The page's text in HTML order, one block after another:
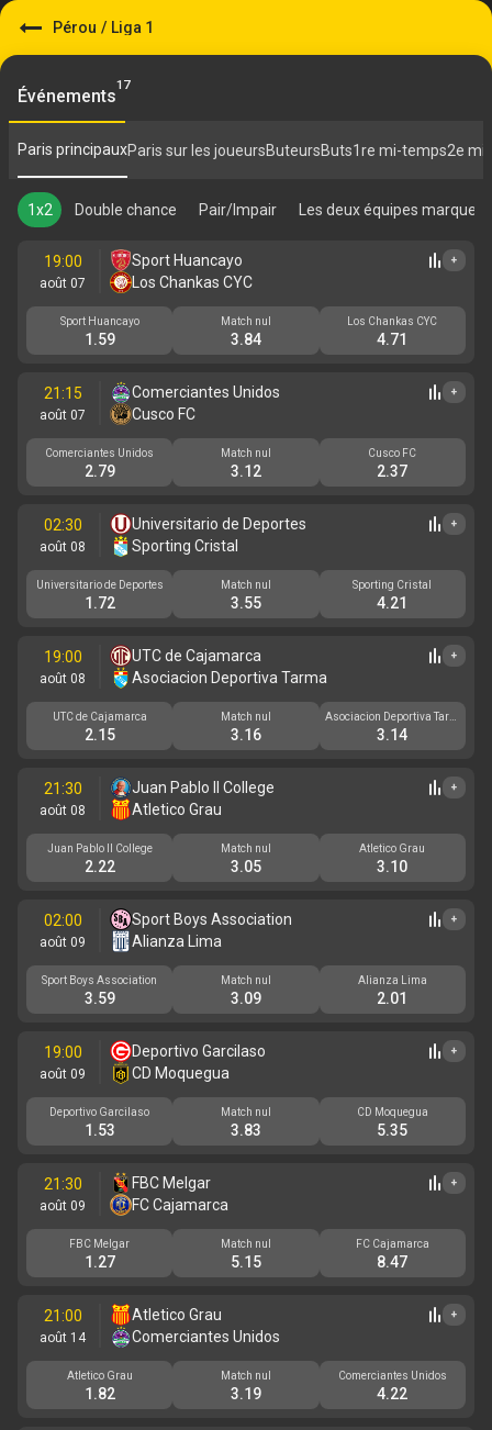
Pérou / Liga 1
Événements
17
Paris principauxParis sur les joueursButeursButs1re mi-temps2e
1x2 Double chance Pair/Impair Les deux équipes marquent
19:00
août 07
Sport Huancayo
Los Chankas CYC
+
Sport Huancayo
1.59
Match nul
3.84
Los Chankas CYC
4.71
21:15
août 07
Comerciantes Unidos
Cusco FC
+
Comerciantes Unidos
2.79
Match nul
3.12
Cusco FC
2.37
02:30
août 08
Universitario de Deportes
Sporting Cristal
+
Universitario de Deportes
1.72
Match nul
3.55
Sporting Cristal
4.21
19:00
août 08
UTC de Cajamarca
Asociacion Deportiva Tarma
+
UTC de Cajamarca
2.15
Match nul
3.16
Asociacion Deportiva Tarm
a
3.14
21:30
août 08
Juan Pablo II College
Atletico Grau
+
Juan Pablo II College
2.22
Match nul
3.05
Atletico Grau
3.10
02:00
août 09
Sport Boys Association
Alianza Lima
+
Sport Boys Association
3.59
Match nul
3.09
Alianza Lima
2.01
19:00
août 09
Deportivo Garcilaso
CD Moquegua
+
Deportivo Garcilaso
1.53
Match nul
3.83
CD Moquegua
5.35
21:30
août 09
FBC Melgar
FC Cajamarca
+
FBC Melgar
1.27
Match nul
5.15
FC Cajamarca
8.47
21:00
août 14
Atletico Grau
Comerciantes Unidos
+
Atletico Grau
1.82
Match nul
3.19
Comerciantes Unidos
4.22